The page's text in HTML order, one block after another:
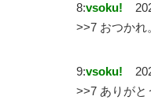
8:vsoku!
>>7 おつかれ
9:vsoku!
>>7 ありがと